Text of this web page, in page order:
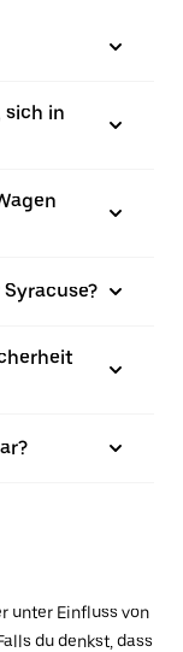
in
unter Einfluss von
du denkst, dass